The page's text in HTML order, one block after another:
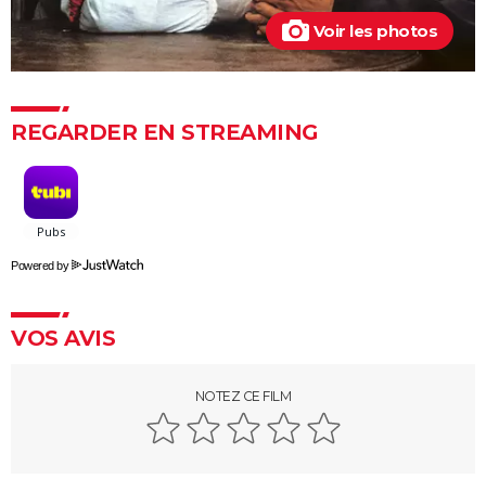
Voir les photos
REGARDER EN STREAMING
Powered by
VOS AVIS
NOTEZ CE FILM